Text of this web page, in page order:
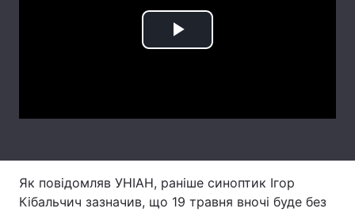
Контакти
Послуги
Play
Як повідомляв УНІАН, раніше синоптик Ігор
Кібальчич зазначив, що 19 травня вночі буде без